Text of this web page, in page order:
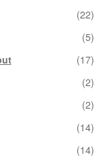
(22)
(5)
(17)
(2)
(2)
(14)
(14)